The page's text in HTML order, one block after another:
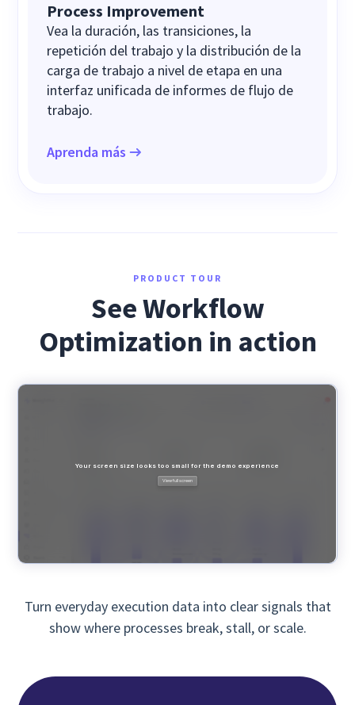
Process Improvement
Vea la duración, las transiciones, la
repetición del trabajo y la distribución de la
carga de trabajo a nivel de etapa en una
interfaz unificada de informes de flujo de
trabajo.
Aprenda más
PRODUCT TOUR
See Workflow
Optimization in action
Turn everyday execution data into clear signals that
show where processes break, stall, or scale.